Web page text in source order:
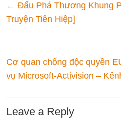
← Đấu Phá Thương Khung
Truyện Tiên Hiệp]
Cơ quan chống độc quyền
vụ Microsoft-Activision –
Leave a Reply